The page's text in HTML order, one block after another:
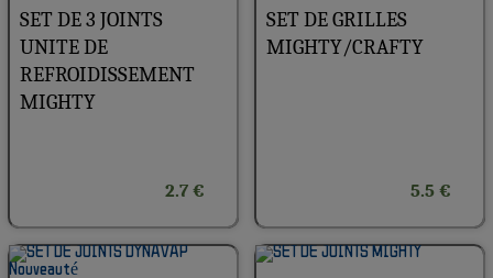
SET DE 3 JOINTS
UNITE DE
REFROIDISSEMENT
MIGHTY
2.7 €
SET DE GRILLES
MIGHTY/CRAFTY
5.5 €